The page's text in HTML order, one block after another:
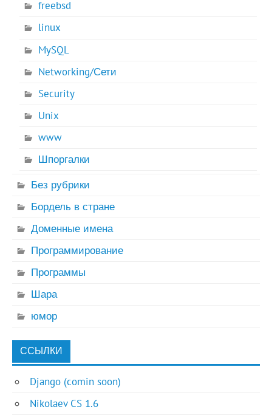
freebsd
linux
MySQL
Networking/Сети
Security
Unix
www
Шпоргалки
Без рубрики
Бордель в стране
Доменные имена
Программирование
Программы
Шара
юмор
ССЫЛКИ
Django (comin soon)
Nikolaev CS 1.6